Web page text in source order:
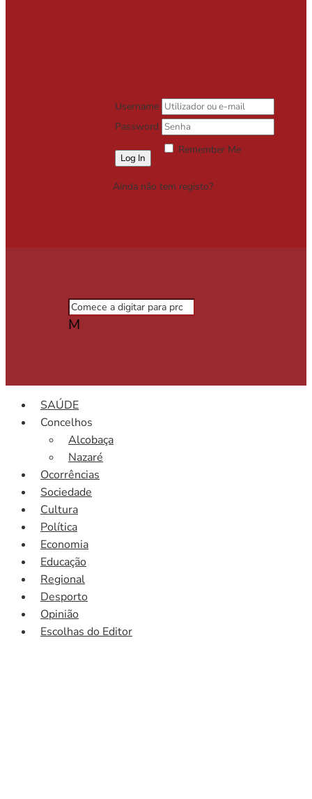
Username
Password
Remember Me
Ainda não tem registo?
M
SAÚDE
Concelhos
Alcobaça
Nazaré
Ocorrências
Sociedade
Cultura
Política
Economia
Educação
Regional
Desporto
Opinião
Escolhas do Editor